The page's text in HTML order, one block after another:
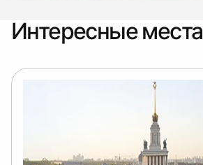
Интересные места